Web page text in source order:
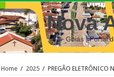
Nova
– Goiás | Portal
Home / 2025 / PREGÃO ELETRÔNICO